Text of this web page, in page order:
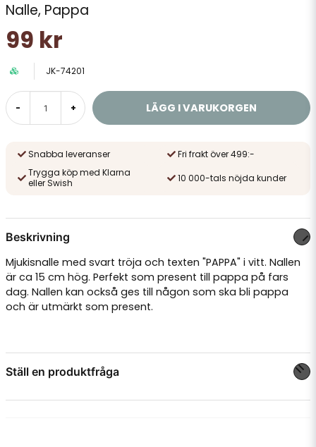
Nalle, Pappa
99 kr
JK-74201
- + LÄGG I VARUKORGEN
Snabba leveranser
Fri frakt över 499:-
Trygga köp med Klarna
eller Swish
10 000-tals nöjda kunder
Beskrivning
Mjukisnalle med svart tröja och texten "PAPPA" i vitt. Nallen
är ca 15 cm hög. Perfekt som present till pappa på fars
dag. Nallen kan också ges till någon som ska bli pappa
och är utmärkt som present.
Ställ en produktfråga